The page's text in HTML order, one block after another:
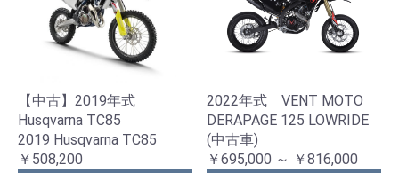
【中古】2019年式
Husqvarna TC85
2019 Husqvarna TC85
￥508,200
2022年式 VENT MOTO
DERAPAGE 125 LOWRIDE
(中古車)
￥695,000 ～ ￥816,000